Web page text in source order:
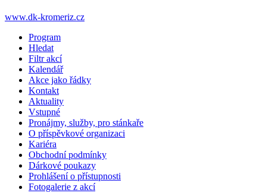
www.dk-kromeriz.cz
Program
Hledat
Filtr akcí
Kalendář
Akce jako řádky
Kontakt
Aktuality
Vstupné
Pronájmy, služby, pro stánkaře
O příspěvkové organizaci
Kariéra
Obchodní podmínky
Dárkové poukazy
Prohlášení o přístupnosti
Fotogalerie z akcí